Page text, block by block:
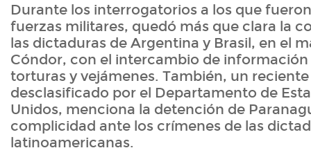
Durante los interrogatorios a los que
fuerzas militares, quedó más que clara la
las dictaduras de Argentina y Brasil, en el
Cóndor, con el intercambio de
torturas y vejámenes. También, un
desclasificado por el Departamento de
Unidos, menciona la detención de
complicidad ante los crímenes de las
latinoamericanas.